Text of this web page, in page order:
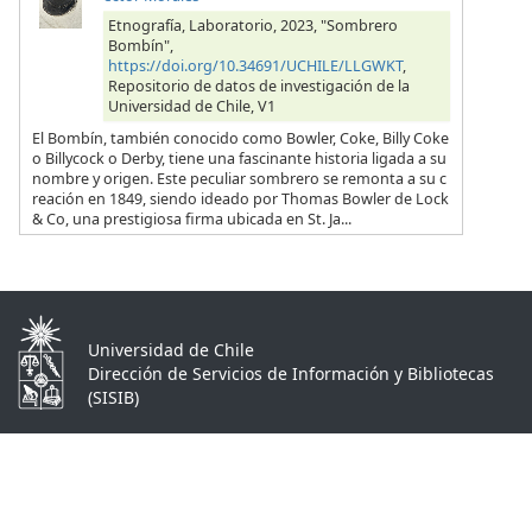
Etnografía, Laboratorio, 2023, "Sombrero
Bombín",
https://doi.org/10.34691/UCHILE/LLGWKT,
Repositorio de datos de investigación de la
Universidad de Chile, V1
El Bombín, también conocido como Bowler, Coke, Billy Coke
o Billycock o Derby, tiene una fascinante historia ligada a su
nombre y origen. Este peculiar sombrero se remonta a su c
reación en 1849, siendo ideado por Thomas Bowler de Lock
& Co, una prestigiosa firma ubicada en St. Ja...
Universidad de Chile
Dirección de Servicios de Información y Bibliotecas
(SISIB)